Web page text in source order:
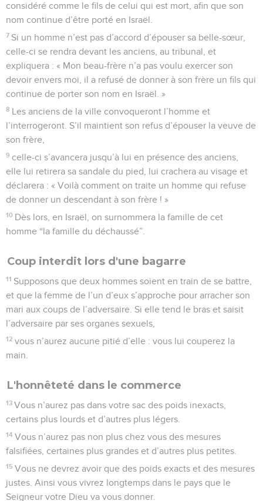
considéré comme le fils de celui qui est mort, afin que son
nom continue d’être porté en Israël.
7 Si un homme n’est pas d’accord d’épouser sa belle-sœur,
celle-ci se rendra devant les anciens, au tribunal, et
expliquera : « Mon beau-frère n’a pas voulu exercer son
devoir envers moi, il a refusé de donner à son frère un fils qui
continue de porter son nom en Israël. »
8 Les anciens de la ville convoqueront l’homme et
l’interrogeront. S’il maintient son refus d’épouser la veuve de
son frère,
9 celle-ci s’avancera jusqu’à lui en présence des anciens,
elle lui retirera sa sandale du pied, lui crachera au visage et
déclarera : « Voilà comment on traite un homme qui refuse
de donner un descendant à son frère ! »
10 Dès lors, en Israël, on surnommera la famille de cet
homme “la famille du déchaussé”.
Coup interdit lors d'une bagarre
11 Supposons que deux hommes soient en train de se battre,
et que la femme de l’un d’eux s’approche pour arracher son
mari aux coups de l’adversaire. Si elle tend le bras et saisit
l’adversaire par ses organes sexuels,
12 vous n’aurez aucune pitié d’elle : vous lui couperez la
main.
L'honnêteté dans le commerce
13 Vous n’aurez pas dans votre sac des poids inexacts,
certains plus lourds et d’autres plus légers.
14 Vous n’aurez pas non plus chez vous des mesures
falsifiées, certaines plus grandes et d’autres plus petites.
15 Vous ne devrez avoir que des poids exacts et des mesures
justes. Ainsi vous vivrez longtemps dans le pays que le
Seigneur votre Dieu va vous donner.